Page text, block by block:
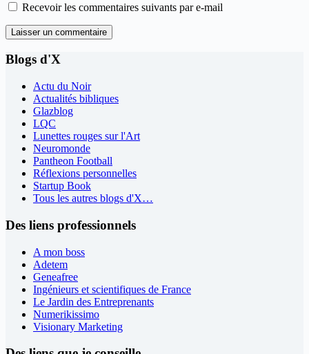
Recevoir les commentaires suivants par e-mail
Laisser un commentaire
Blogs d'X
Actu du Noir
Actualités bibliques
Glazblog
LQC
Lunettes rouges sur l'Art
Neuromonde
Pantheon Football
Réflexions personnelles
Startup Book
Tous les autres blogs d'X…
Des liens professionnels
A mon boss
Adetem
Geneafree
Ingénieurs et scientifiques de France
Le Jardin des Entreprenants
Numerikissimo
Visionary Marketing